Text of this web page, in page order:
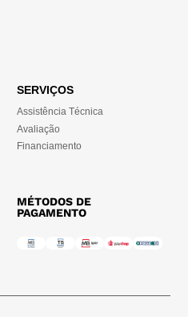
SERVIÇOS
Assistência Técnica
Avaliação
Financiamento
MÉTODOS DE
PAGAMENTO